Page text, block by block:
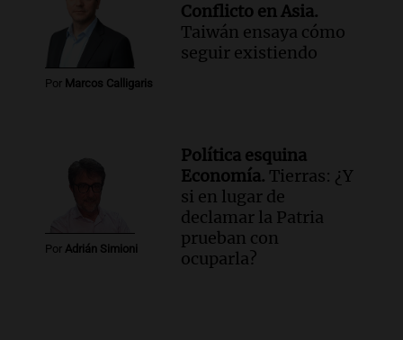
Por Marcos Calligaris
Conflicto en Asia.
Taiwán ensaya cómo
seguir existiendo
Por Adrián Simioni
Política esquina
Economía. Tierras: ¿Y
si en lugar de
declamar la Patria
prueban con
ocuparla?